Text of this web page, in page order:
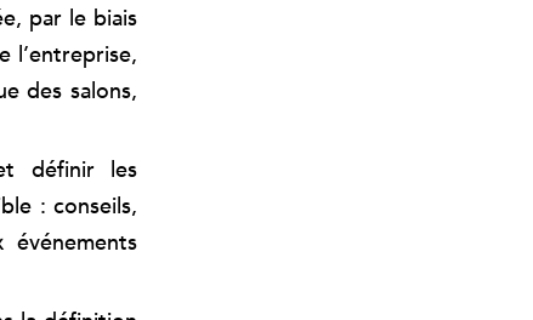
par le biais
l’entreprise,
des salons,
définir les
: conseils,
événements